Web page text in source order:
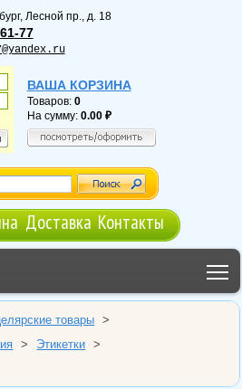
, Лесной пр., д. 18
77
ВАША КОРЗИНА
Товаров: 0
На сумму: 0.00
Доставка Контакты
товары
>
> Этикетки
>